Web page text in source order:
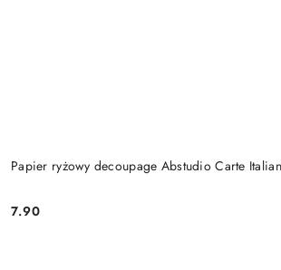
Papier ryżowy decoupage Abstudio Carte
Cena:
7.90